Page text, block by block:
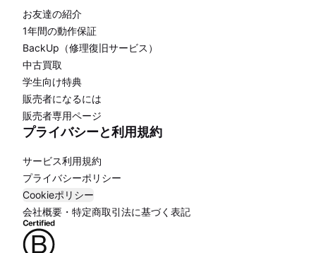
お友達の紹介
1年間の動作保証
BackUp（修理復旧サービス）
中古買取
学生向け特典
販売者になるには
販売者専用ページ
プライバシーと利用規約
サービス利用規約
プライバシーポリシー
Cookieポリシー
会社概要・特定商取引法に基づく表記